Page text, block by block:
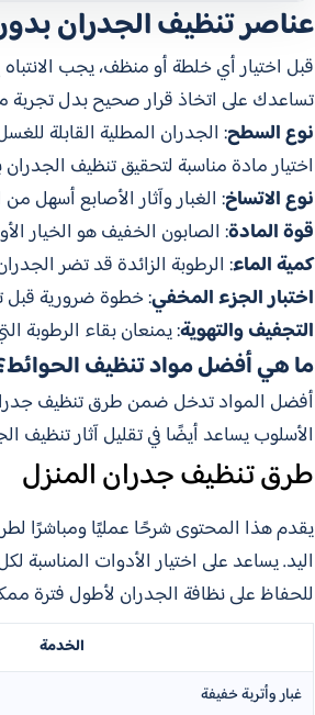
عناصر تنظيف الجدران
قبل اختيار أي خلطة أو منظف، يجب
تساعدك على اتخاذ قرار صحيح بدل تجربة
نوع السطح: الجدران المطلية القابلة
اختيار مادة مناسبة لتحقيق تنظيف
نوع الاتساخ: الغبار وآثار الأصابع أسهل
قوة المادة: الصابون الخفيف هو الخيار
كمية الماء: الرطوبة الزائدة قد تضر
اختبار الجزء المخفي: خطوة ضرورية قبل
التجفيف والتهوية: يمنعان بقاء الرطوبة
ما هي أفضل مواد تنظيف
أفضل المواد تدخل ضمن طرق تنظيف جدران
الأسلوب يساعد أيضًا في تقليل آثار تنظيف
طرق تنظيف جدران المنزل
يقدم هذا المحتوى شرحًا عمليًا ومباشرًا
اليد. يساعد على اختيار الأدوات
للحفاظ على نظافة الجدران لأطول فترة
الخدمة
غبار وأتربة خفيفة